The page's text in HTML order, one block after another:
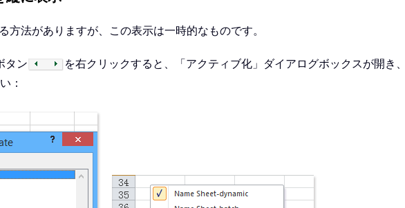
法がありますが、この表示は一時的なものです。
タン
を右クリックすると、「アクティブ化」ダイアログボックスが開き
：